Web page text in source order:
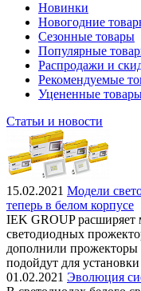
Новинки
Новогодние
Сезонные товары
Популярные
Распродажи и
Рекомендуемые
Уцененные
Статьи и новости
15.02.2021 Модели
теперь в белом корпусе
IEK GROUP расширяет
светодиодных
дополнили прожекторы
подойдут для
01.02.2021 Эволюция